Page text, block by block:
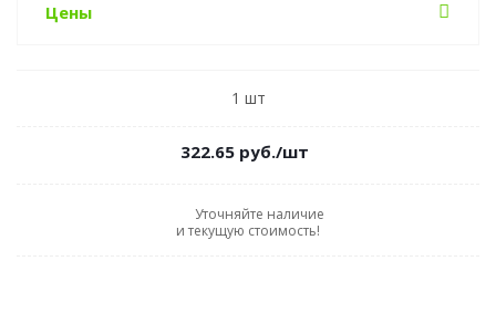
Цены
1 шт
322.65руб./шт
Уточняйте наличие
и текущую стоимость!